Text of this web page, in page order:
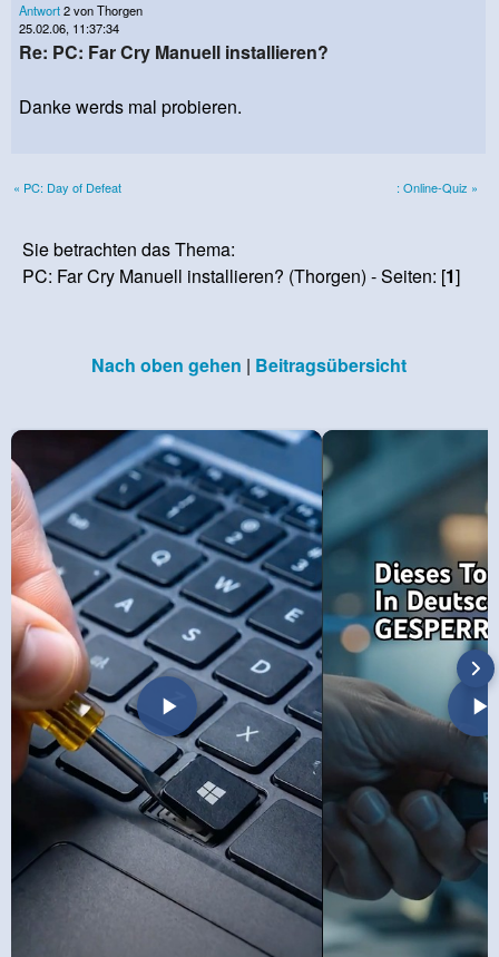
Antwort2 von Thorgen
25.02.06, 11:37:34
Re: PC: Far Cry Manuell installieren?
Danke werds mal probieren.
« PC: Day of Defeat : Online-Quiz »
Sie betrachten das Thema:
PC: Far Cry Manuell installieren? (Thorgen) - Seiten: [1]
Nach oben gehen | Beitragsübersicht